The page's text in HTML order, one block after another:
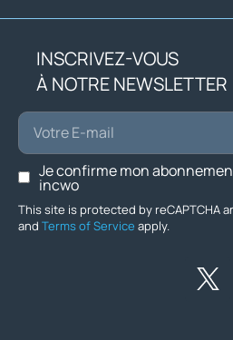
INSCRIVEZ-VOUS
À NOTRE NEWSLETTER
This site is protected by reCAPTCHA
and Terms of Service apply.
Je confirme mon
incwo